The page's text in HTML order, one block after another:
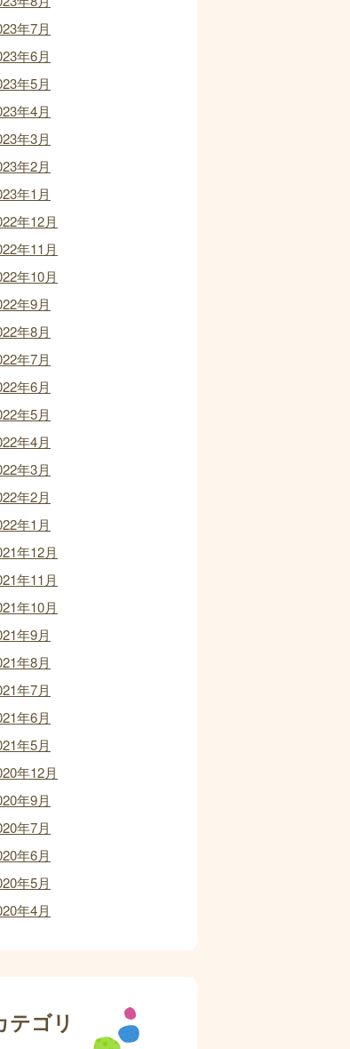
年7月
年6月
年5月
年4月
年3月
年2月
年1月
年12月
年11月
年10月
年9月
年8月
年7月
年6月
年5月
年4月
年3月
年2月
年1月
年12月
年11月
年10月
年9月
年8月
年7月
年6月
年5月
年12月
年9月
年7月
年6月
年5月
年4月
テゴリ